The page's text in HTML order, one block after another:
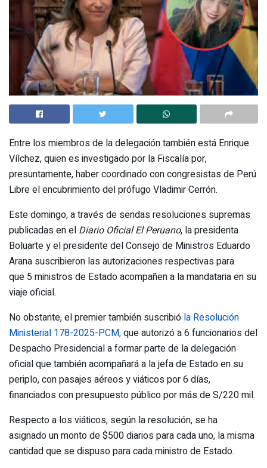
Entre los miembros de la delegación también está Enrique
Vílchez, quien es investigado por la Fiscalía por,
presuntamente, haber coordinado con congresistas de Perú
Libre el encubrimiento del prófugo Vladimir Cerrón.
Este domingo, a través de sendas resoluciones supremas
publicadas en el Diario Oficial El Peruano, la presidenta
Boluarte y el presidente del Consejo de Ministros Eduardo
Arana suscribieron las autorizaciones respectivas para
que 5 ministros de Estado acompañen a la mandataria en su
viaje oficial.
No obstante, el premier también suscribió la Resolución
Ministerial 178-2025-PCM,que autorizó a 6 funcionarios del
Despacho Presidencial a formar parte de la delegación
oficial que también acompañará a la jefa de Estado en su
periplo, con pasajes aéreos y viáticos por 6 días,
financiados con presupuesto público por más de S/220 mil.
Respecto a los viáticos, según la resolución, se ha
asignado un monto de $500 diarios para cada uno, la misma
cantidad que se dispuso para cada ministro de Estado.